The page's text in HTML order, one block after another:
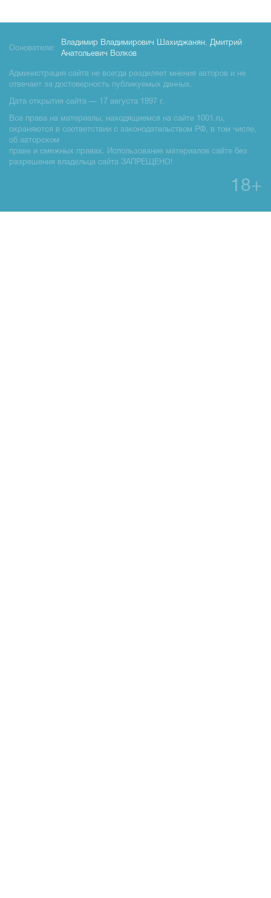
Основатели:
Владимир Владимирович Шахиджанян, Дмитрий
Анатольевич Волков
Администрация сайта не всегда разделяет мнения авторов и не
отвечает за достоверность публикуемых данных.
Дата открытия сайта — 17 августа 1997 г.
Все права на материалы, находящиемся на сайте 1001.ru,
охраняются в соответствии с законодательством РФ, в том числе,
об авторском
праве и смежных правах. Использование материалов сайте без
разрешения владельца сайта ЗАПРЕЩЕНО!
18+